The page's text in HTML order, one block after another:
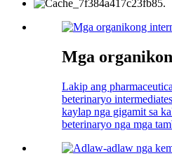
Mga
Lakip ang
beterinaryo
kaylap nga gigamit sa
beterinaryo nga mga